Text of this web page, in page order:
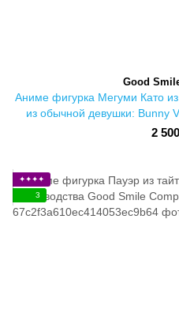
Good
Аниме фигурка Мегуми Като из
из обычной девушки: Bunny
Company из2
✦✦✦✦
3